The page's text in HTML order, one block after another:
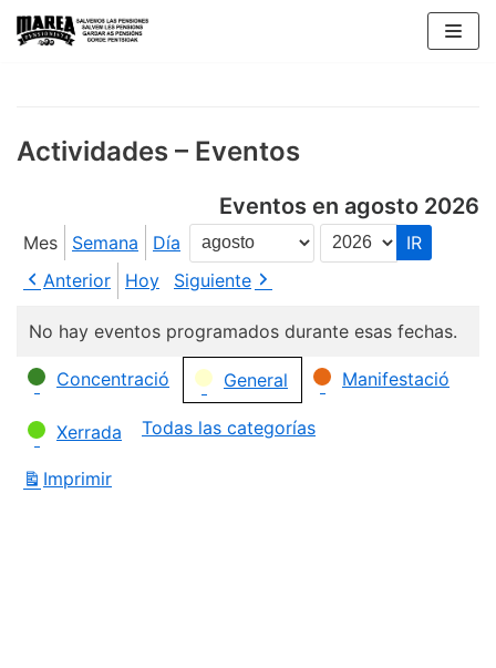
Saltar
Actividades – Eventos
Eventos en agosto 2026
Mes Semana Día
Mes
Año
Anterior
Hoy Siguiente
No hay eventos programados durante esas fechas.
Categorías
Concentració General Manifestació
Xerrada Todas las categorías
Imprimir